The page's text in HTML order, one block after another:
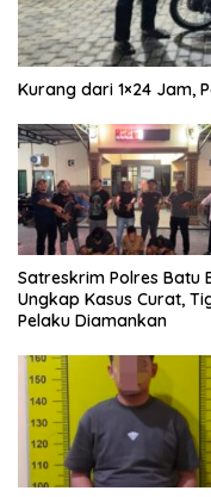
Kurang dari 1×24 Jam,
Satreskrim Polres Batu
Ungkap Kasus Curat,
Pelaku Diamankan